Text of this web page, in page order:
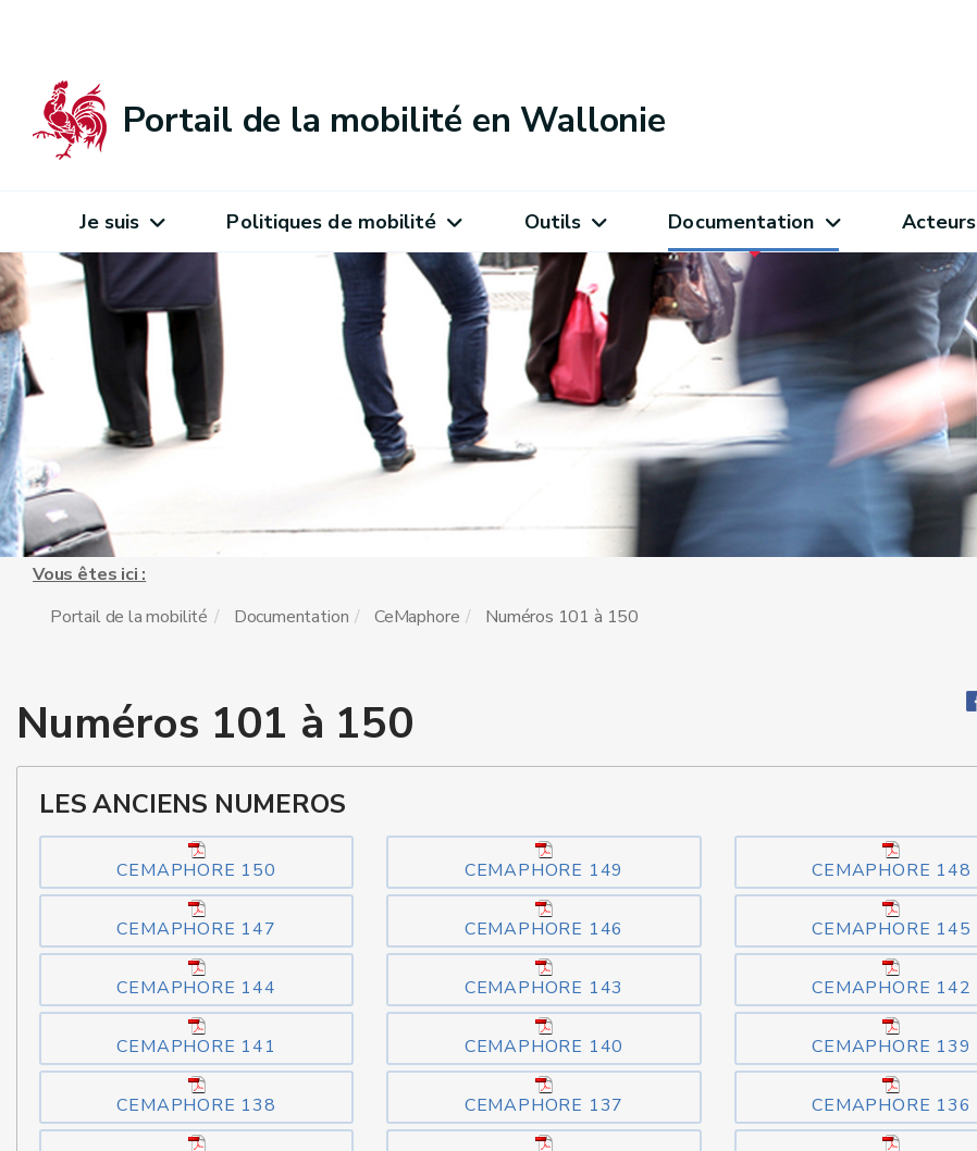
Portail de la mobilité en Wallonie
Je suis Politiques de mobilité Outils Documentation Acteurs
Vous êtes ici :
Portail de la mobilité
Documentation CeMaphore Numéros 101 à 150
Numéros 101 à 150
LES ANCIENS NUMEROS
CEMAPHORE 150 CEMAPHORE 149 CEMAPHORE 148
CEMAPHORE 147 CEMAPHORE 146 CEMAPHORE 145
CEMAPHORE 144 CEMAPHORE 143 CEMAPHORE 142
CEMAPHORE 141 CEMAPHORE 140 CEMAPHORE 139
CEMAPHORE 138 CEMAPHORE 137 CEMAPHORE 136